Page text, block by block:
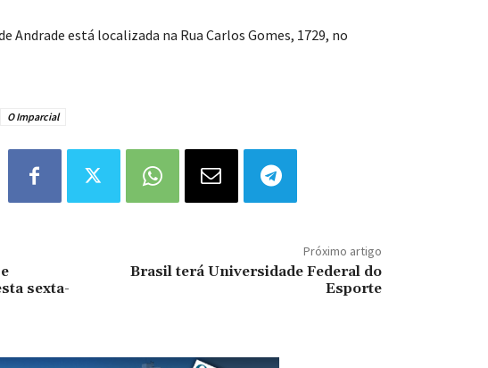
Andrade está localizada na Rua Carlos Gomes, 1729, no
O Imparcial
sexta-
Próximo artigo
Brasil terá Universidade Federal do
Esporte